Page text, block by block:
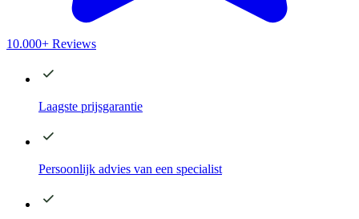
10.000+ Reviews
Laagste prijsgarantie
Persoonlijk advies van een specialist